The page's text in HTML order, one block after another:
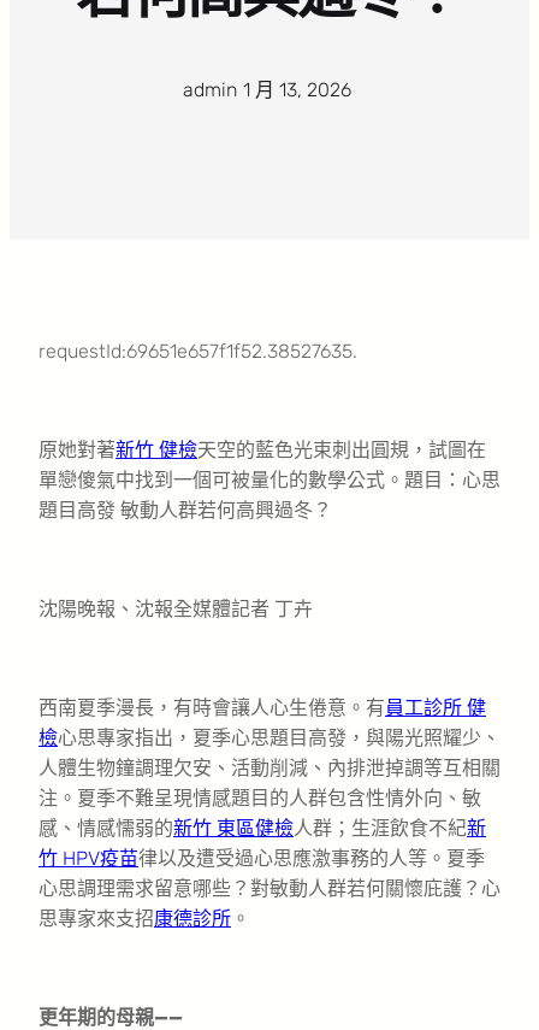
admin· 1 月 13, 2026·
requestId:69651e657f1f52.38527635.
原她對著新竹 健檢天空的藍色光束刺出圓規，試圖在
單戀傻氣中找到一個可被量化的數學公式。題目：心思
題目高發 敏動人群若何高興過冬？
沈陽晚報、沈報全媒體記者 丁卉
西南夏季漫長，有時會讓人心生倦意。有員工診所 健
檢心思專家指出，夏季心思題目高發，與陽光照耀少、
人體生物鐘調理欠安、活動削減、內排泄掉調等互相關
注。夏季不難呈現情感題目的人群包含性情外向、敏
感、情感懦弱的新竹 東區健檢人群；生涯飲食不紀新
竹 HPV疫苗律以及遭受過心思應激事務的人等。夏季
心思調理需求留意哪些？對敏動人群若何關懷庇護？心
思專家來支招康德診所 。
更年期的母親——